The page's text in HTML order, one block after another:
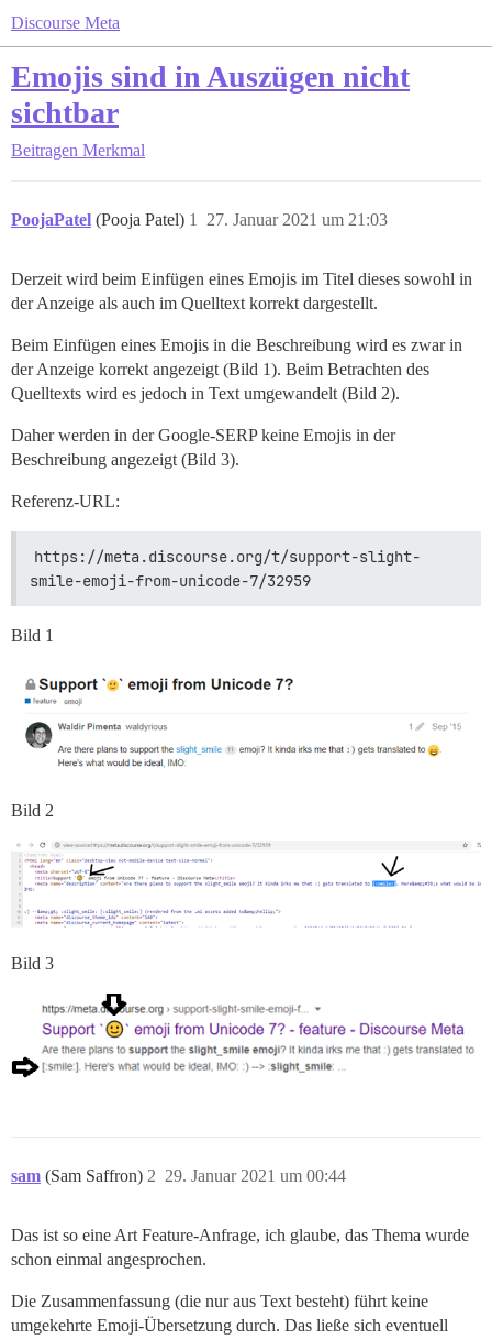
Discourse Meta
Emojis sind in Auszügen nicht
sichtbar
Beitragen Merkmal
PoojaPatel (Pooja Patel) 27. Januar 2021 um 21:03
1
Derzeit wird beim Einfügen eines Emojis im Titel dieses sowohl in
der Anzeige als auch im Quelltext korrekt dargestellt.
Beim Einfügen eines Emojis in die Beschreibung wird es zwar in
der Anzeige korrekt angezeigt (Bild 1). Beim Betrachten des
Quelltexts wird es jedoch in Text umgewandelt (Bild 2).
Daher werden in der Google-SERP keine Emojis in der
Beschreibung angezeigt (Bild 3).
Referenz-URL:
https://meta.discourse.org/t/support-slight-
smile-emoji-from-unicode-7/32959
Bild 1
Bild 2
Bild 3
sam (Sam Saffron) 29. Januar 2021 um 00:44
2
Das ist so eine Art Feature-Anfrage, ich glaube, das Thema wurde
schon einmal angesprochen.
Die Zusammenfassung (die nur aus Text besteht) führt keine
umgekehrte Emoji-Übersetzung durch. Das ließe sich eventuell